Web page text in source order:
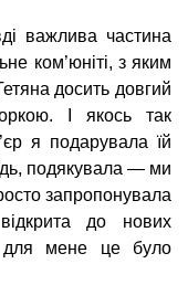
важлива частина
ком’юніті, з яким
досить довгий
І якось так
я подарувала їй
подякувала — ми
запропонувала
до нових
для мене це було